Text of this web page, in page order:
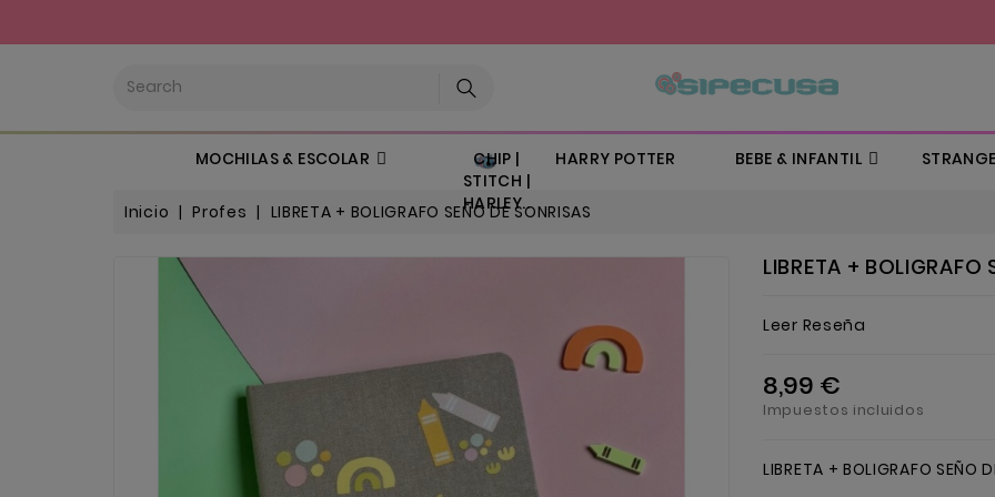
MOCHILAS & ESCOLAR
CHIP |
STITCH |
HARLEY..
HARRY POTTER BEBE & INFANTIL
Inicio Profes LIBRETA + BOLIGRAFO SEÑO DE SONRISAS
Fuera de stock LIBRETA + BOLIGRAFO
Leer Reseña
8,99 €
Impuestos incluidos
LIBRETA + BOLIGRAFO SEÑO